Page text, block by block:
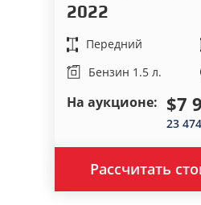
2022
Передний
Бензин 1.5 л.
На аукционе: $7
23
Рассчитать